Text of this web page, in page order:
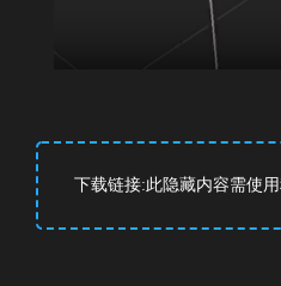
下载链接:此隐藏内容需使